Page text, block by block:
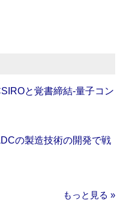
と覚書締結‐量子コン
の製造技術の開発で戦
もっと見る »